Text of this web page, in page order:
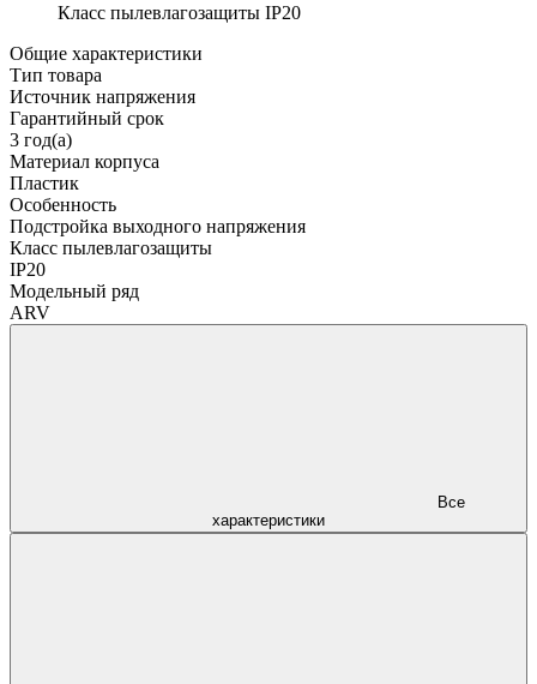
Класс пылевлагозащиты IP20
Общие характеристики
Тип товара
Источник напряжения
Гарантийный срок
3 год(а)
Материал корпуса
Пластик
Особенность
Подстройка выходного напряжения
Класс пылевлагозащиты
IP20
Модельный ряд
ARV
характеристики